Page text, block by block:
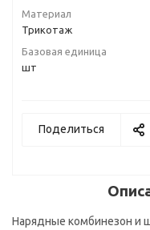
Материал
Трикотаж
Базовая единица
шт
Поделиться
Нарядные комбинезон и